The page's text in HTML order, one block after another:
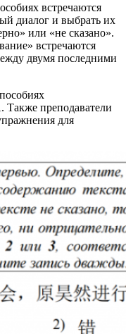
встречаются
диалог и выбрать их
или «не сказано».
встречаются
двумя последними
преподаватели
для